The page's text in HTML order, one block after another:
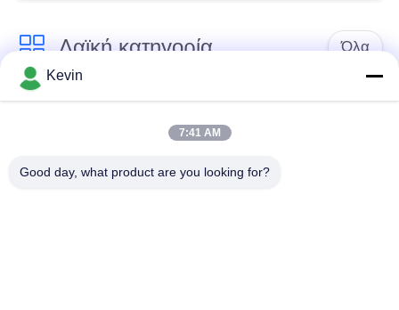
Λαϊκή κατηγορία Όλα
Φορεμένες
Κάμερες σώματος
αστυνομίας
4G φορεμένη σώμα
Κάμερα κρανών
Kevin
7:41 AM
Good day, what product are you looking for?